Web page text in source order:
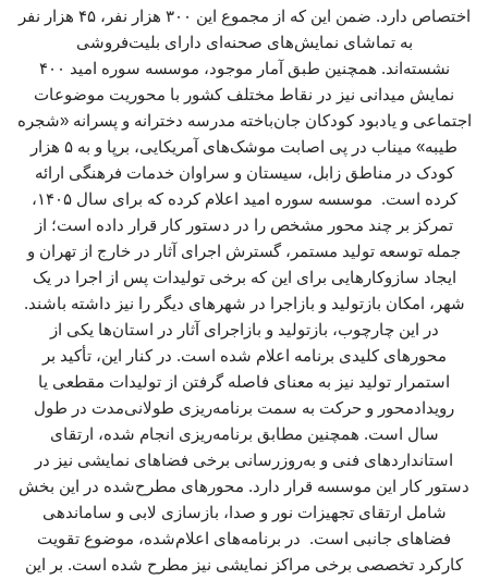
اختصاص دارد. ضمن این که از مجموع این ۳۰۰ هزار نفر، ۴۵ هزار نفر
به تماشای نمایش‌های صحنه‌ای دارای بلیت‌فروشی
نشسته‌اند. همچنین طبق آمار موجود، موسسه سوره امید ۴۰۰
نمایش میدانی نیز در نقاط مختلف کشور با محوریت موضوعات
اجتماعی و یادبود کودکان جان‌باخته مدرسه دخترانه و پسرانه «شجره
طیبه» میناب در پی اصابت موشک‌های آمریکایی، برپا و به ۵ هزار
کودک در مناطق زابل، سیستان و سراوان خدمات فرهنگی ارائه
کرده است. موسسه سوره امید اعلام کرده که برای سال ۱۴۰۵،
تمرکز بر چند محور مشخص را در دستور کار قرار داده است؛ از
جمله توسعه تولید مستمر، گسترش اجرای آثار در خارج از تهران و
ایجاد سازوکارهایی برای این که برخی تولیدات پس از اجرا در یک
شهر، امکان بازتولید و بازاجرا در شهرهای دیگر را نیز داشته باشند.
در این چارچوب، بازتولید و بازاجرای آثار در استان‌ها یکی از
محورهای کلیدی برنامه اعلام‌ شده است. در کنار این، تأکید بر
استمرار تولید نیز به معنای فاصله گرفتن از تولیدات مقطعی یا
رویدادمحور و حرکت به سمت برنامه‌ریزی طولانی‌مدت در طول
سال است. همچنین مطابق برنامه‌ریزی انجام شده، ارتقای
استانداردهای فنی و به‌روزرسانی برخی فضاهای نمایشی نیز در
دستور کار این موسسه قرار دارد. محورهای مطرح‌شده در این بخش
شامل ارتقای تجهیزات نور و صدا، بازسازی لابی و ساماندهی
فضاهای جانبی است. در برنامه‌های اعلام‌شده، موضوع تقویت
کارکرد تخصصی برخی مراکز نمایشی نیز مطرح شده است. بر این